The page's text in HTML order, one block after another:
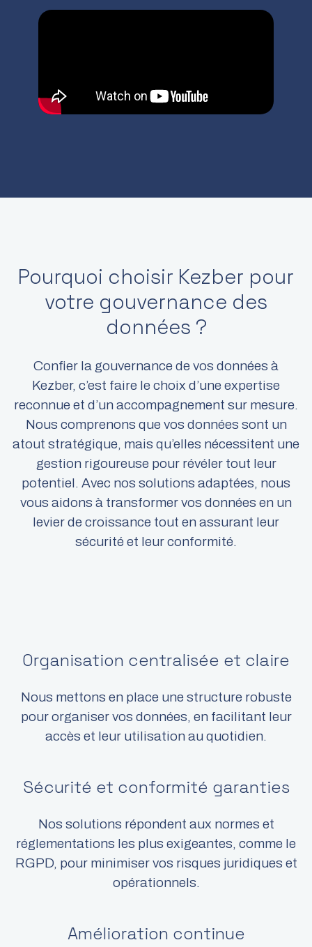
Pourquoi choisir Kezber pour
votre gouvernance des
données ?​
Confier la gouvernance de vos données à
Kezber, c’est faire le choix d’une expertise
reconnue et d’un accompagnement sur mesure.
Nous comprenons que vos données sont un
atout stratégique, mais qu’elles nécessitent une
gestion rigoureuse pour révéler tout leur
potentiel. Avec nos solutions adaptées, nous
vous aidons à transformer vos données en un
levier de croissance tout en assurant leur
sécurité et leur conformité.
Organisation centralisée et claire
Nous mettons en place une structure robuste
pour organiser vos données, en facilitant leur
accès et leur utilisation au quotidien.​
Sécurité et conformité garanties
Nos solutions répondent aux normes et
réglementations les plus exigeantes, comme le
RGPD, pour minimiser vos risques juridiques et
opérationnels.​
Amélioration continue